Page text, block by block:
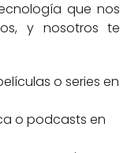
que nos
y nosotros te
o series en
o podcasts en